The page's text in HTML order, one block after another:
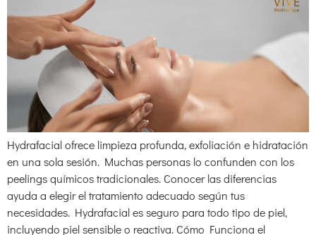
Hydrafacial ofrece limpieza profunda, exfoliación e hidratación
en una sola sesión. Muchas personas lo confunden con los
peelings químicos tradicionales. Conocer las diferencias
ayuda a elegir el tratamiento adecuado según tus
necesidades. Hydrafacial es seguro para todo tipo de piel,
incluyendo piel sensible o reactiva. Cómo Funciona el